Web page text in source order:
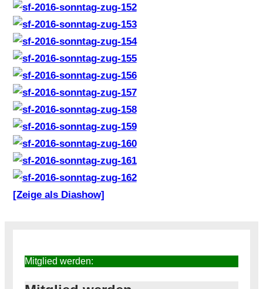
[Zeige als Diashow]
Mitglied werden: